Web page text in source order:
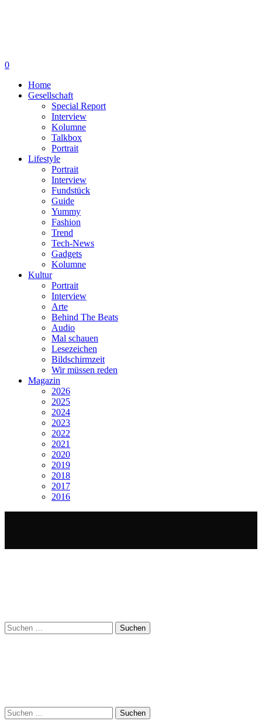
0
Home
Gesellschaft
Special Report
Interview
Kolumne
Talkbox
Portrait
Lifestyle
Portrait
Interview
Fundstück
Guide
Yummy
Fashion
Trend
Tech-News
Gadgets
Kolumne
Kultur
Portrait
Interview
Arte
Behind The Beats
Audio
Mal schauen
Lesezeichen
Bildschirmzeit
Wir müssen reden
Magazin
2026
2025
2024
2023
2022
2021
2020
2019
2018
2017
2016
Suchen
nach:
Suchen
nach: